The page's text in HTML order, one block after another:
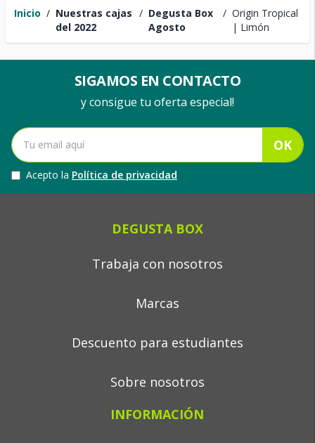
Inicio / Nuestras cajas
del 2022
/ Degusta Box
Agosto
/ Origin Tropical
| Limón
SIGAMOS EN CONTACTO
y consigue tu oferta especial!
OK
Acepto la Política de privacidad
DEGUSTA BOX
Trabaja con nosotros
Marcas
Descuento para estudiantes
Sobre nosotros
INFORMACIÓN